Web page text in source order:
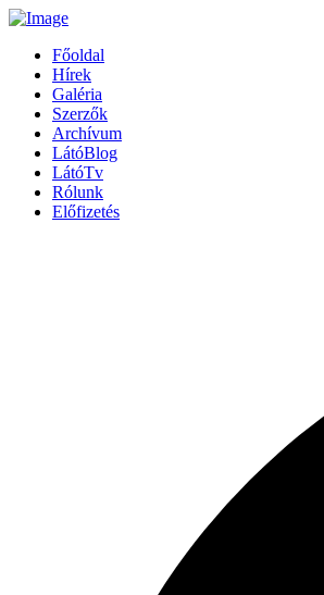
Főoldal
Hírek
Galéria
Szerzők
Archívum
LátóBlog
LátóTv
Rólunk
Előfizetés